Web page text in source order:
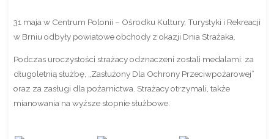
31 maja w Centrum Polonii – Ośrodku Kultury, Turystyki i Rekreacji
w Brniu odbyły powiatowe obchody z okazji Dnia Strażaka.
Podczas uroczystości strażacy odznaczeni zostali medalami: za
długoletnią służbę, „Zasłużony Dla Ochrony Przeciwpożarowej”
oraz za zasługi dla pożarnictwa. Strażacy otrzymali, także
mianowania na wyższe stopnie służbowe.